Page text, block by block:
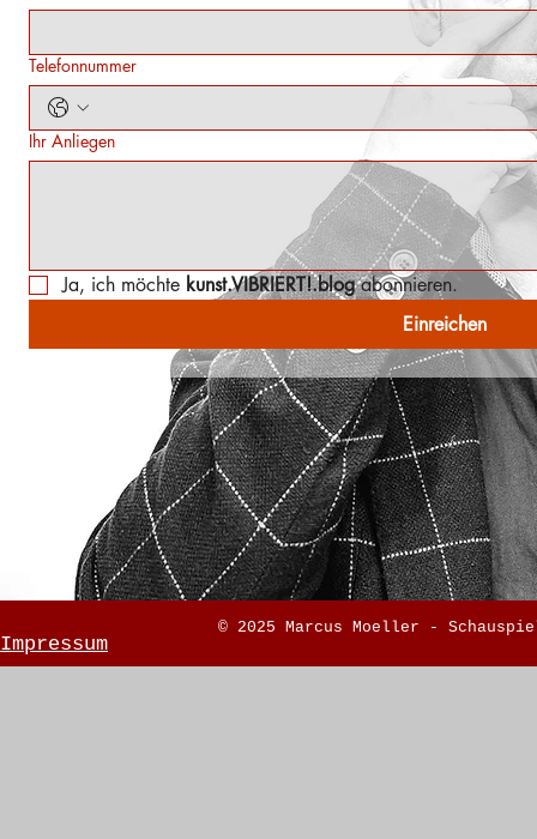
Telefonnummer
Ihr Anliegen
Ja, ich möchte kunst.VIBRIERT!.blog abonnieren.
Einreichen
© 2025 Marcus Moeller -
Impressum